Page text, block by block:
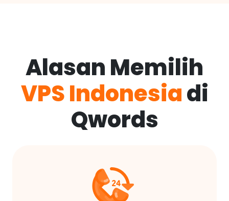
Alasan Memilih
VPS Indonesiadi
Qwords